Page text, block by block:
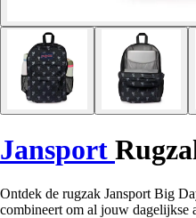
Jansport
Ontdek de rugzak Jansport Big
combineert om al jouw dagelijkse